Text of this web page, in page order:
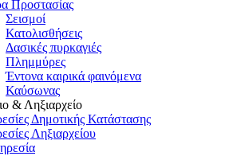
Προστασίας
Σεισμοί
Κατολισθήσεις
Δασικές πυρκαγιές
Πλημμύρες
Έντονα καιρικά φαινόμενα
Καύσωνας
& Ληξιαρχείο
Δημοτικής Κατάστασης
Ληξιαρχείου